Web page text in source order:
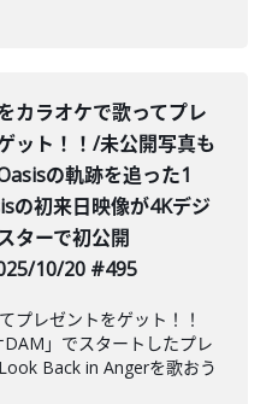
カラオケで歌ってプレ
ット！！/未公開写真も
の軌跡を追った1
の初来日映像が4Kデジ
ターで初公開
10/20 #495
プレゼントをゲット！！
」でスタートしたプレ
Back in Angerを歌おう